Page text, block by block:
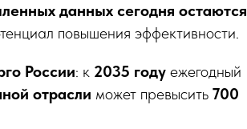
данных сегодня остаются
повышения эффективности.
России: к 2035 году ежегодный
отрасли может превысить 700